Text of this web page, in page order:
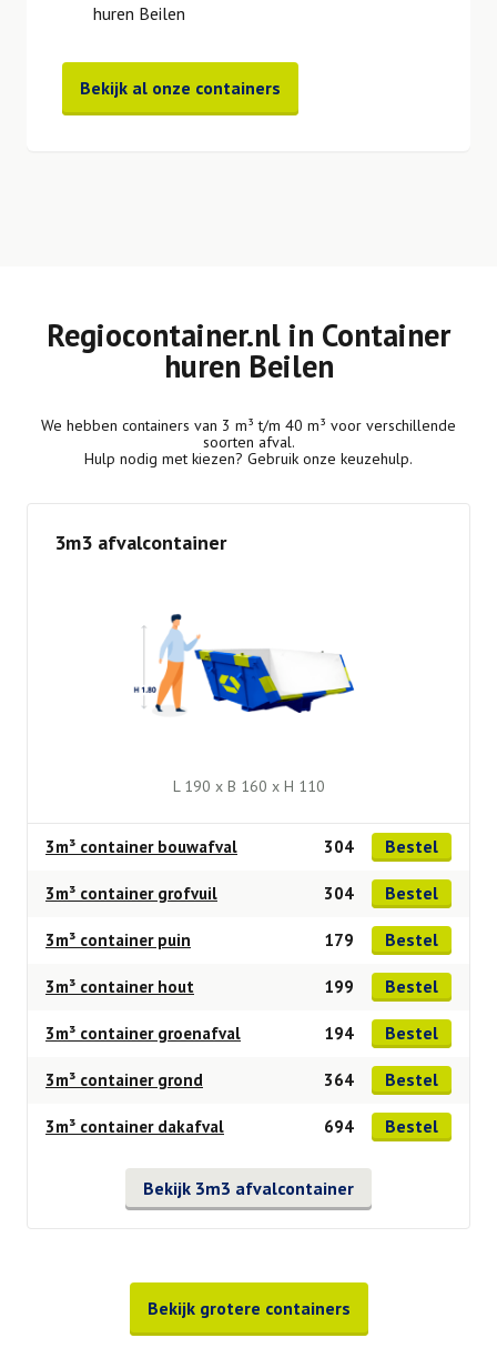
huren Beilen
Bekijk al onze containers
Regiocontainer.nl in Container
huren Beilen
We hebben containers van 3 m³ t/m 40 m³ voor verschillende
soorten afval.
Hulp nodig met kiezen? Gebruik onze keuzehulp.
3m3 afvalcontainer
L 190 x B 160 x H 110
3m³ container bouwafval 304 Bestel
3m³ container grofvuil 304 Bestel
3m³ container puin 179 Bestel
3m³ container hout 199 Bestel
3m³ container groenafval 194 Bestel
3m³ container grond 364 Bestel
3m³ container dakafval 694 Bestel
Bekijk 3m3 afvalcontainer
Bekijk grotere containers